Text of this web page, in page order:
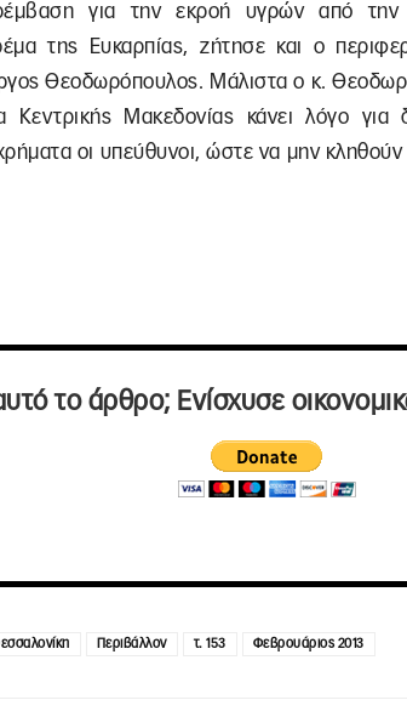
για την εκροή υγρών από
της Ευκαρπίας, ζήτησε και ο
Θεοδωρόπουλος. Μάλιστα ο κ.
Κεντρικής Μακεδονίας κάνει λόγο για
οι υπεύθυνοι, ώστε να μην
το άρθρο; Ενίσχυσε
Περιβάλλον τ. 153 Φεβρουάριος 2013